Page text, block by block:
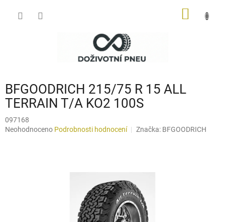
BFGOODRICH 215/75 R 15 ALL
TERRAIN T/A KO2 100S
097168
Průměrné
Neohodnoceno Podrobnosti hodnocení Značka: BFGOODRICH